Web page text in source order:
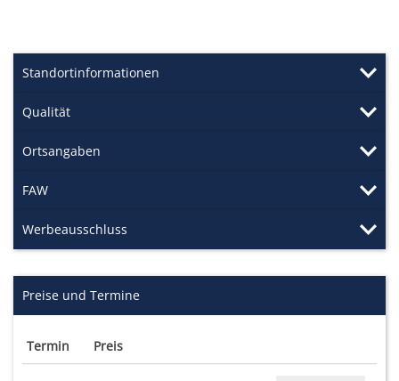
Standortinformationen
Qualität
Ortsangaben
FAW
Werbeausschluss
Preise und Termine
Termin Preis